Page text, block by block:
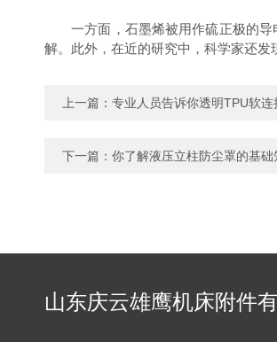
一方面，石墨烯被用作硫正极的导
解。此外，在近的研究中，科学家还发
上一篇： 专业人员告诉你透明TPU软连
下一篇： 你了解液压立柱防尘罩的基础
山东庆云雄鹰机床附件